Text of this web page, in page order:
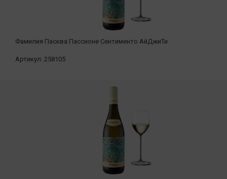
Фамилия Пасква Пассионе Сентименто АйДжиТи
Артикул: 258105